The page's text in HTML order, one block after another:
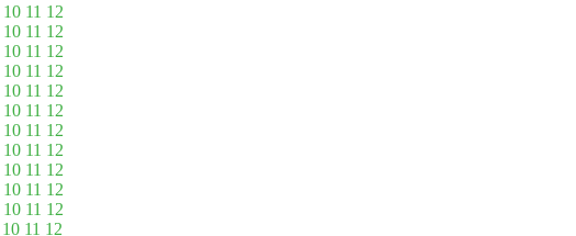
10 11 12
10 11 12
10 11 12
10 11 12
10 11 12
10 11 12
10 11 12
10 11 12
10 11 12
10 11 12
10 11 12
10 11 12